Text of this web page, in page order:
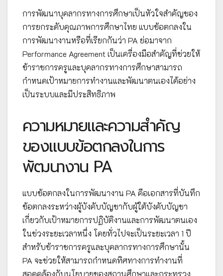
การพัฒนาบุคลากรทางการศึกษาเป็นหัวใจสำคัญของ
การยกระดับคุณภาพการศึกษาไทย แบบข้อตกลงใน
การพัฒนางานหรือที่เรียกกันว่า PA ย่อมาจาก
Performance Agreement เป็นเครื่องมือสำคัญที่ช่วยให้
ข้าราชการครูและบุคลากรทางการศึกษาสามารถ
กำหนดเป้าหมายการทำงานและพัฒนาตนเองได้อย่าง
เป็นระบบและมีประสิทธิภาพ
ความหมายและความสำคัญ
ของแบบข้อตกลงในการ
พัฒนางาน PA
แบบข้อตกลงในการพัฒนางาน PA คือเอกสารที่บันทึก
ข้อตกลงระหว่างผู้บังคับบัญชากับผู้ใต้บังคับบัญชา
เกี่ยวกับเป้าหมายการปฏิบัติงานและการพัฒนาตนเอง
ในช่วงระยะเวลาหนึ่ง โดยทั่วไปจะเป็นระยะเวลา 1 ปี
สำหรับข้าราชการครูและบุคลากรทางการศึกษานั้น
PA จะช่วยให้สามารถกำหนดทิศทางการทำงานที่
สอดคล้องกับนโยบายของสถานศึกษาและกระทรวง